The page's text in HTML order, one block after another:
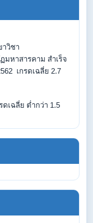
วิชา
หาสารคาม สำเร็จ
เกรดเฉลี่ย 2.7
เฉลี่ย ต่ำกว่า 1.5